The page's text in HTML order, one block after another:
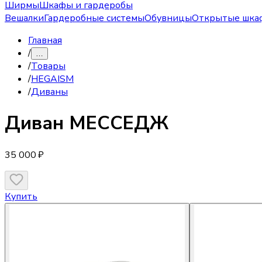
ШирмыШкафы и гардеробы
ВешалкиГардеробные системыОбувницыОткрытые
Главная
/ …
/Товары
/HEGAISM
/Диваны
Диван МЕССЕДЖ
35 000 ₽
Купить